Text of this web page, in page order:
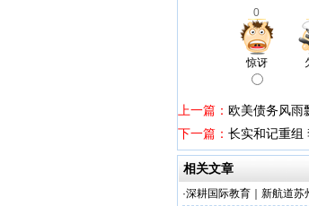
0
惊讶
上一篇： 欧美债务风雨
下一篇： 长实和记重组
相关文章
·深耕国际教育｜新航道苏